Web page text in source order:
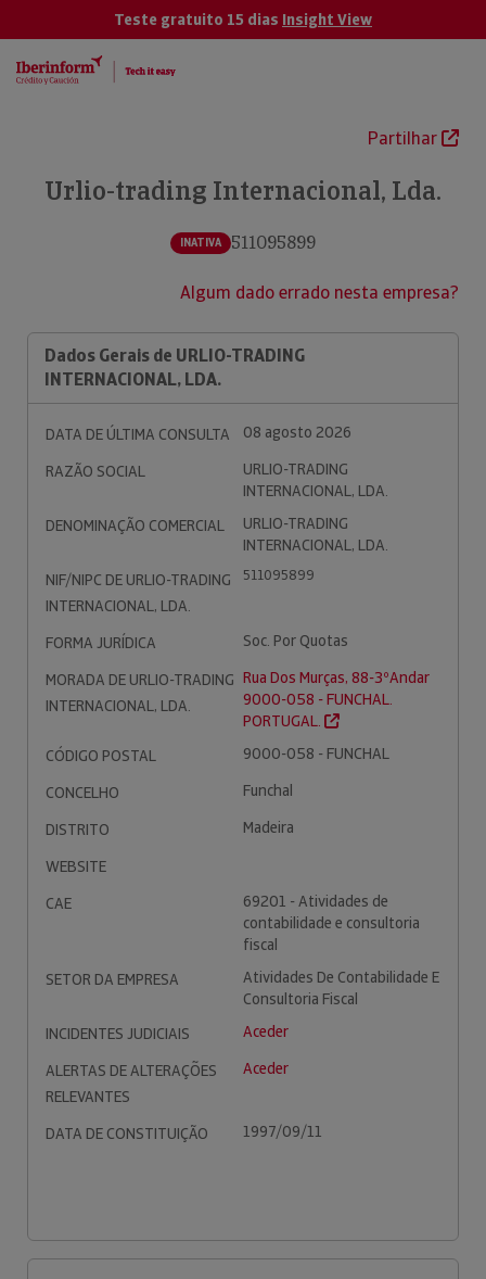
Teste gratuito 15 dias Insight View
Partilhar
Urlio-trading Internacional, Lda.
INATIVA 511095899
Algum dado errado nesta empresa?
Dados Gerais de URLIO-TRADING
INTERNACIONAL, LDA.
DATA DE ÚLTIMA CONSULTA
08 agosto 2026
RAZÃO SOCIAL
URLIO-TRADING
INTERNACIONAL, LDA.
DENOMINAÇÃO COMERCIAL
URLIO-TRADING
INTERNACIONAL, LDA.
NIF/NIPC DE URLIO-TRADING
INTERNACIONAL, LDA.
511095899
FORMA JURÍDICA
Soc. Por Quotas
MORADA DE URLIO-TRADING
INTERNACIONAL, LDA.
Rua Dos Murças, 88-3ºAndar
9000-058 - FUNCHAL.
PORTUGAL.
CÓDIGO POSTAL
9000-058 - FUNCHAL
CONCELHO
Funchal
DISTRITO
Madeira
WEBSITE
CAE
69201 - Atividades de
contabilidade e consultoria
fiscal
SETOR DA EMPRESA
Atividades De Contabilidade E
Consultoria Fiscal
INCIDENTES JUDICIAIS
Aceder
ALERTAS DE ALTERAÇÕES
RELEVANTES
Aceder
DATA DE CONSTITUIÇÃO 1997/09/11